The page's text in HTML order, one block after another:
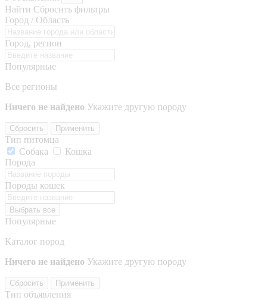
Найти Сбросить фильтры
Город / Область
Город, регион
Популярные
Все регионы
Ничего не найдено Укажите другую породу
Сбросить Применить
Тип питомца
Собака
Кошка
Порода
Породы кошек
Выбрать все
Популярные
Каталог пород
Ничего не найдено Укажите другую породу
Сбросить Применить
Тип объявления